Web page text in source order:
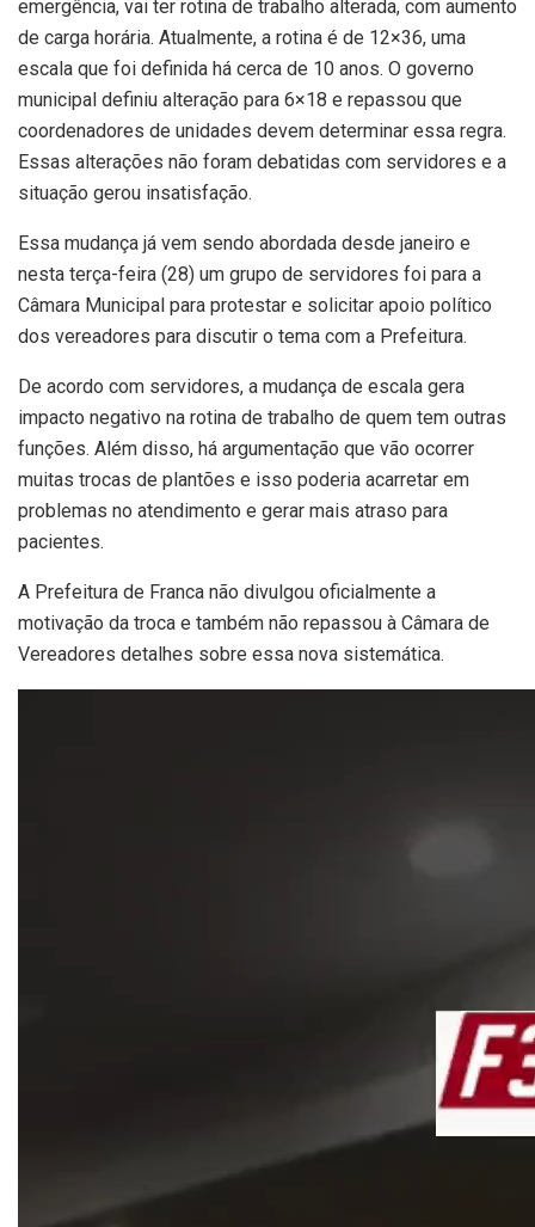
emergência, vai ter rotina de trabalho alterada, com aumento
de carga horária. Atualmente, a rotina é de 12×36, uma
escala que foi definida há cerca de 10 anos. O governo
municipal definiu alteração para 6×18 e repassou que
coordenadores de unidades devem determinar essa regra.
Essas alterações não foram debatidas com servidores e a
situação gerou insatisfação.
Essa mudança já vem sendo abordada desde janeiro e
nesta terça-feira (28) um grupo de servidores foi para a
Câmara Municipal para protestar e solicitar apoio político
dos vereadores para discutir o tema com a Prefeitura.
De acordo com servidores, a mudança de escala gera
impacto negativo na rotina de trabalho de quem tem outras
funções. Além disso, há argumentação que vão ocorrer
muitas trocas de plantões e isso poderia acarretar em
problemas no atendimento e gerar mais atraso para
pacientes.
A Prefeitura de Franca não divulgou oficialmente a
motivação da troca e também não repassou à Câmara de
Vereadores detalhes sobre essa nova sistemática.